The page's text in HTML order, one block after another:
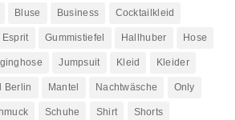
Bluse Business Cocktailkleid
Esprit Gummistiefel Hallhuber Hose
Jumpsuit Kleid Kleider
Berlin Mantel Nachtwäsche Only
Schuhe Shirt Shorts